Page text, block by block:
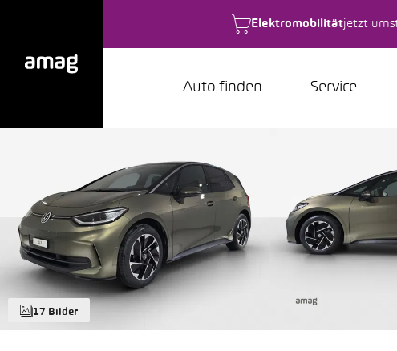
Elektromobilitätjetzt
Auto finden Service
17 Bilder